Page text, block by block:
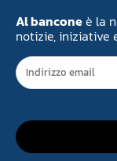
Al banconeè la
notizie, iniziative